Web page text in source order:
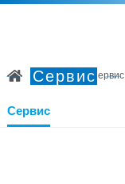
Сервис
Главная Сервис
Сервис